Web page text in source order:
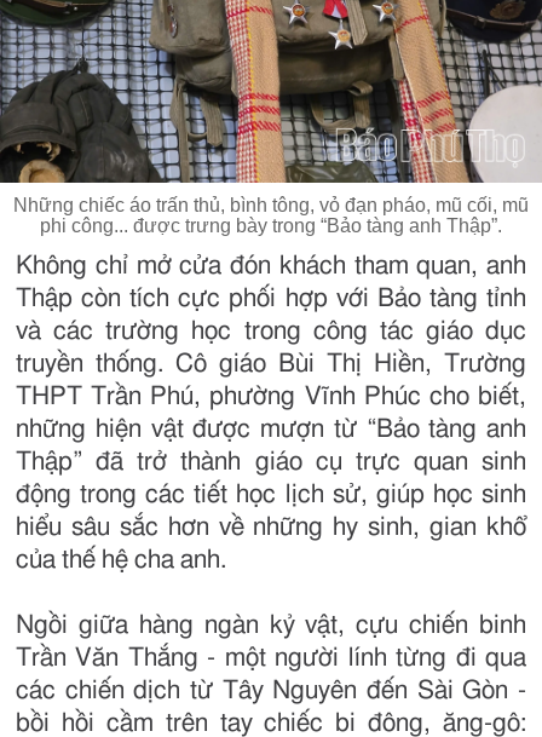
Những chiếc áo trấn thủ, bình tông, vỏ đạn pháo, mũ cối, mũ
phi công... được trưng bày trong “Bảo tàng anh Thập”.
Không chỉ mở cửa đón khách tham quan, anh
Thập còn tích cực phối hợp với Bảo tàng tỉnh
và các trường học trong công tác giáo dục
truyền thống. Cô giáo Bùi Thị Hiền, Trường
THPT Trần Phú, phường Vĩnh Phúc cho biết,
những hiện vật được mượn từ “Bảo tàng anh
Thập” đã trở thành giáo cụ trực quan sinh
động trong các tiết học lịch sử, giúp học sinh
hiểu sâu sắc hơn về những hy sinh, gian khổ
của thế hệ cha anh.
Ngồi giữa hàng ngàn kỷ vật, cựu chiến binh
Trần Văn Thắng - một người lính từng đi qua
các chiến dịch từ Tây Nguyên đến Sài Gòn -
bồi hồi cầm trên tay chiếc bi đông, ăng-gô: